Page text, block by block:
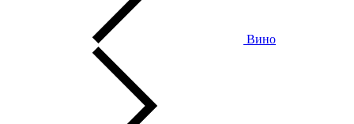
Вино